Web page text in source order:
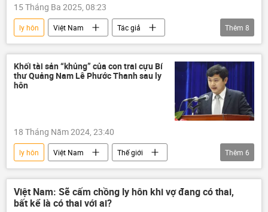
15 Tháng Ba 2025, 08:23
ly hôn Việt Nam
Tác giả
Quan điểm-Ý kiến
Hôn nhân
gia đình
Xã hội
Châu Á
Văn hóa
sinh con thanh niên
Thêm 8
Khối tài sản “khủng” của con trai cựu Bí
thư Quảng Nam Lê Phước Thanh sau ly
hôn
18 Tháng Năm 2024, 23:40
ly hôn Việt Nam
Thế giới
tài sản
Quảng Nam
Lê Phước Hoài Bảo
Đà Nẵng
Lê Phước Thanh
bất động sản
Thêm 6
Việt Nam: Sẽ cấm chồng ly hôn khi vợ đang có thai,
bất kể là có thai với ai?